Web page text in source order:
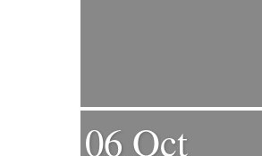
06 Oct